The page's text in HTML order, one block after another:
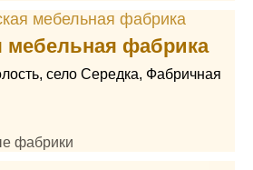
мебельная фабрика
село Середка, Фабричная
фабрики